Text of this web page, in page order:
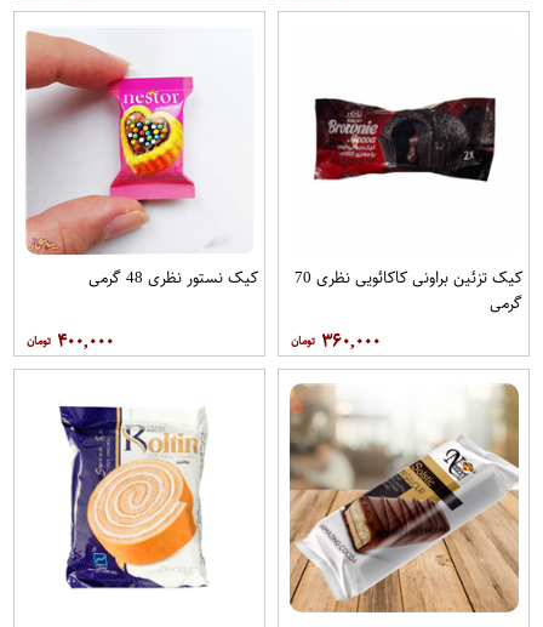
کیک تزئین براونی کاکائویی نظری 70
گرمی
۳۶۰,۰۰۰
کیک نستور نظری 48 گرمی
۴۰۰,۰۰۰